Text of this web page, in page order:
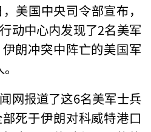
美国中央司令部宣布，
动中心内发现了2名美军
朗冲突中阵亡的美国军
网报道了这6名美军士兵
死于伊朗对科威特港口